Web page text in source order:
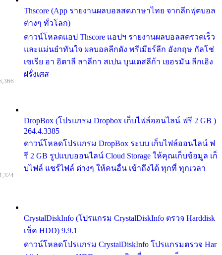
Thscore (App รายงานผลบอลสดภาษาไทย จากลีกฟุตบอล
ต่างๆ ทั่วโลก)
ดาวน์โหลดแอป Thscore แอปฯ รายงานผลบอลสดรวดเร็ว
และแม่นยำทันใจ ผลบอลลีกดัง พรีเมียร์ลีก อังกฤษ กัลโช่
เซเรีย อา อิตาลี ลาลีกา สเปน บุนเดสลีก้า เยอรมัน ลีกเอิง
ฝรั่งเศส
DropBox (โปรแกรม Dropbox เก็บไฟล์ออนไลน์ ฟรี 2 GB )
264.4.3385
ดาวน์โหลดโปรแกรม DropBox ระบบ เก็บไฟล์ออนไลน์ ฟ
รี 2 GB รูปแบบออนไลน์ Cloud Storage ให้คุณเก็บข้อมูล เก็
บไฟล์ แชร์ไฟล์ ต่างๆ ให้คนอื่น เข้าถึงได้ ทุกที่ ทุกเวลา
CrystalDiskInfo (โปรแกรม CrystalDiskInfo ตรวจ Harddisk
เช็ค HDD) 9.9.1
ดาวน์โหลดโปรแกรม CrystalDiskInfo โปรแกรมตรวจ Har